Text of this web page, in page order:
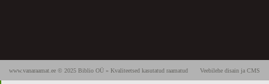
Veebilehe disain ja CMS
www.vanaraamat.ee © 2025 Biblio OÜ » Kvaliteetsed kasutatud raamatud